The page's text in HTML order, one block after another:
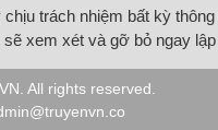
trách nhiệm bất kỳ
xem xét và gỡ bỏ ngay
. All rights reserved.